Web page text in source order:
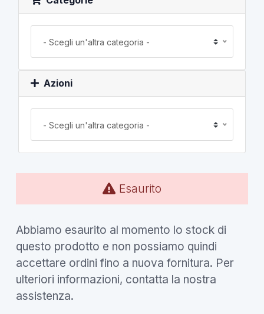
- Scegli un'altra categoria -
Azioni
- Scegli un'altra categoria -
Esaurito
Abbiamo esaurito al momento lo stock di
questo prodotto e non possiamo quindi
accettare ordini fino a nuova fornitura. Per
ulteriori informazioni, contatta la nostra
assistenza.